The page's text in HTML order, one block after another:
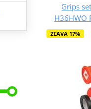
Grips
H36HWO
ZĽAVA 17%